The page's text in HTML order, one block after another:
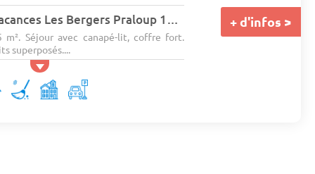
Résidence Soleil Vacances Les Bergers Praloup 1600
m². Séjour avec canapé-lit, coffre fort.
superposés....
+ d'infos >